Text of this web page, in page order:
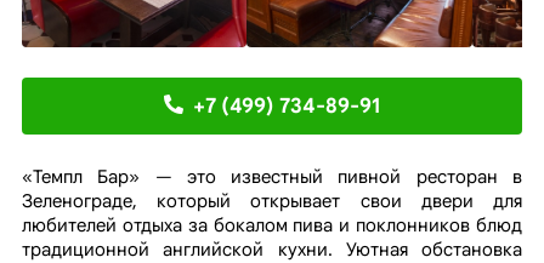
+7 (499) 734-89-91
«Темпл Бар» — это известный пивной ресторан в
Зеленограде, который открывает свои двери для
любителей отдыха за бокалом пива и поклонников блюд
традиционной английской кухни. Уютная обстановка